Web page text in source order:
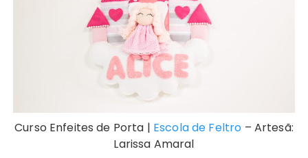
Curso Enfeites de Porta | Escola de Feltro – Artesã:
Larissa Amaral